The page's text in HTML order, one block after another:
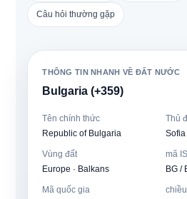
Câu hỏi thường gặp
THÔNG TIN NHANH VỀ ĐẤT NƯỚC
Bulgaria (+359)
Tên chính thức
Republic of Bulgaria
Thủ
Sofia
Vùng đất
Europe · Balkans
mã
BG /
Mã quốc gia